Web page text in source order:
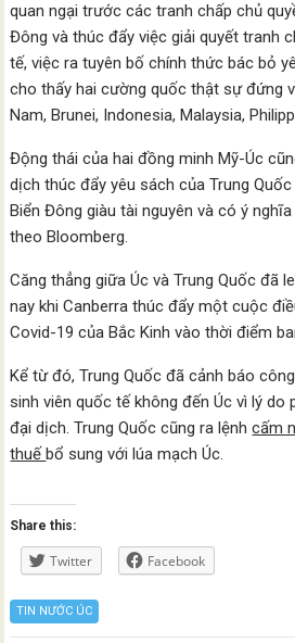
quan ngại trước các tranh chấp chủ
Đông và thúc đẩy việc giải quyết tranh
tế, việc ra tuyên bố chính thức bác bỏ
cho thấy hai cường quốc thật sự đứng
Nam, Brunei, Indonesia, Malaysia,
Động thái của hai đồng minh Mỹ-Úc
dịch thúc đẩy yêu sách của Trung
Biển Đông giàu tài nguyên và có ý
theo Bloomberg.
Căng thẳng giữa Úc và Trung Quốc đã
nay khi Canberra thúc đẩy một cuộc
Covid-19 của Bắc Kinh vào thời điểm
Kể từ đó, Trung Quốc đã cảnh báo
sinh viên quốc tế không đến Úc vì lý do
đại dịch. Trung Quốc cũng ra lệnhcấm
thuếbổ sung với lúa mạch Úc.
Share this:
Twitter Facebook
TIN NƯỚC ÚC